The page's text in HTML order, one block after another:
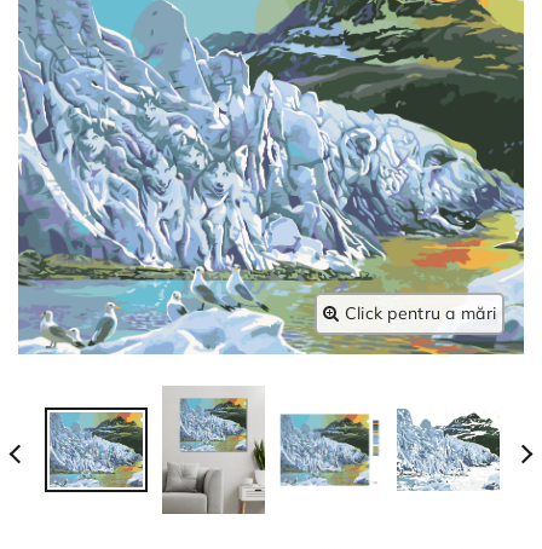
Click pentru a mări